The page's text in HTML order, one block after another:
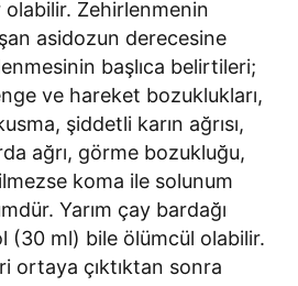
Zehirlenmenin
asidozun derecesine
başlıca belirtileri;
ve hareket bozuklukları,
şiddetli karın ağrısı,
ağrı, görme bozukluğu,
koma ile solunum
Yarım çay bardağı
(30 ml) bile ölümcül olabilir.
ortaya çıktıktan sonra